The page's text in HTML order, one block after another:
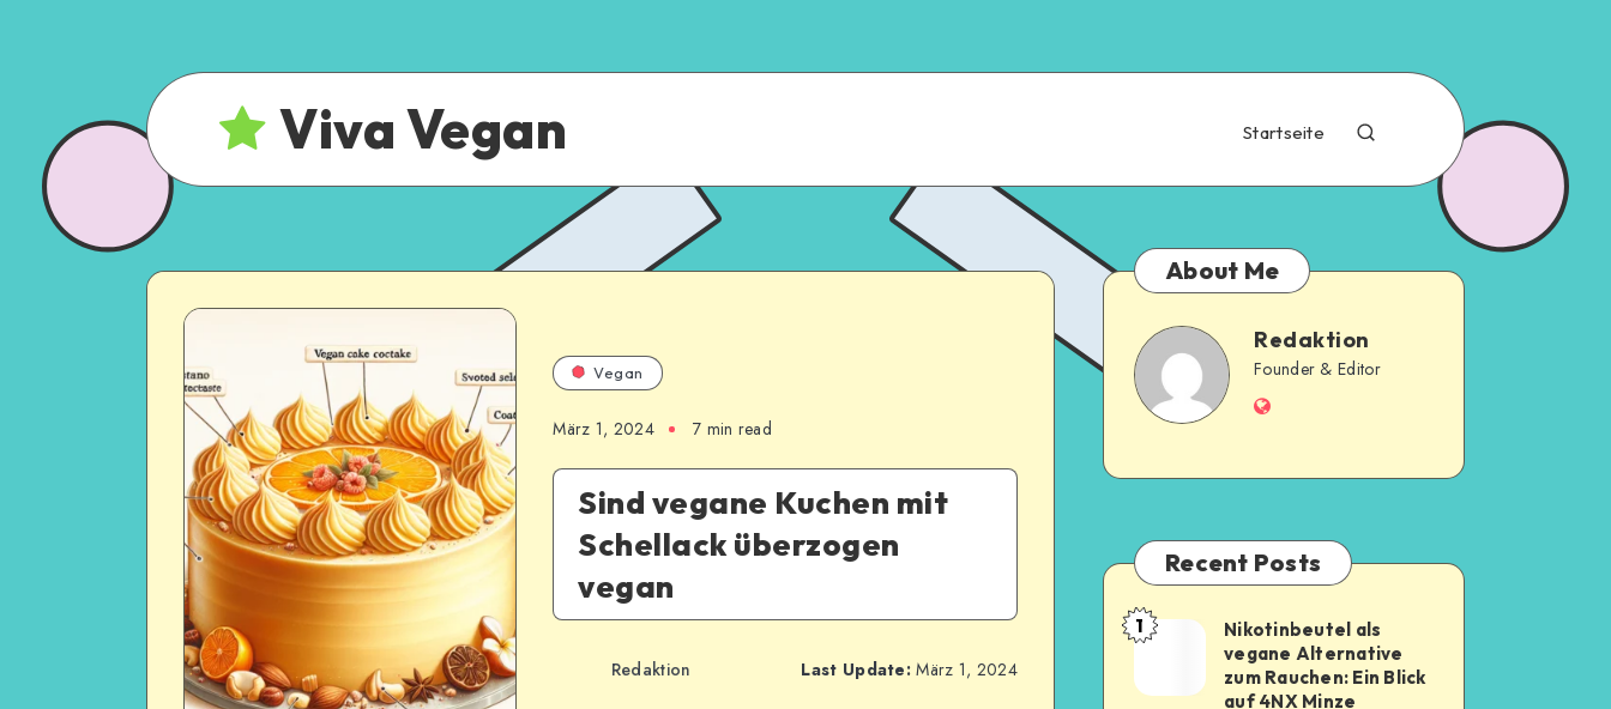
Viva Vegan Startseite
Vegan
März 1, 2024 7 min read
Sind vegane Kuchen mit
Schellack überzogen
vegan
Redaktion Last Update: März 1, 2024
About Me
Redaktion
Founder & Editor
Recent Posts
1
Nikotinbeutel als
vegane Alternative
zum Rauchen: Ein Blick
auf 4NX Minze